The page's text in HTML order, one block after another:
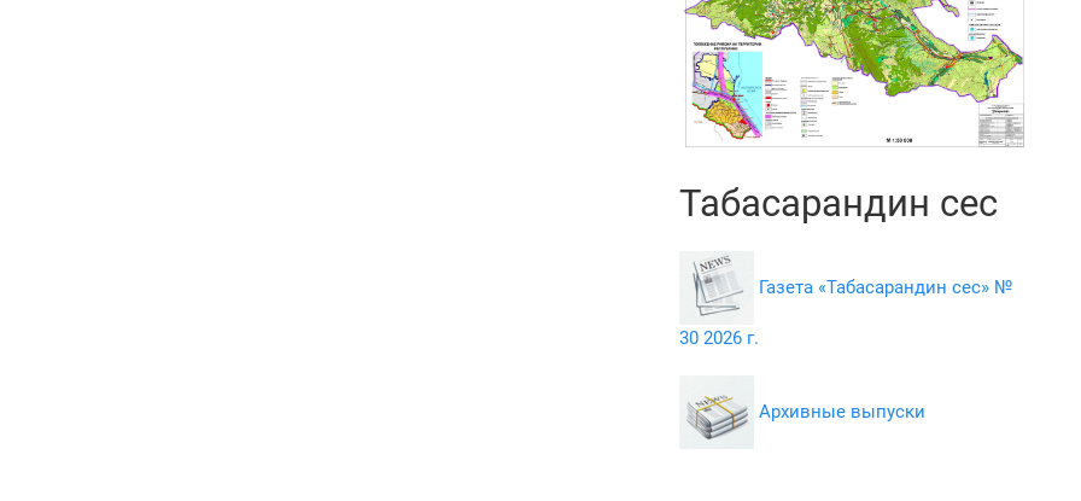
Табасарандин сес
Газета «Табасарандин сес» №
30 2026 г.
Архивные выпуски